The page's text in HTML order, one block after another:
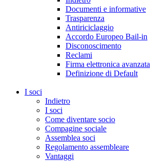
Documenti e informative
Trasparenza
Antiriciclaggio
Accordo Europeo Bail-in
Disconoscimento
Reclami
Firma elettronica avanzata
Definizione di Default
I soci
Indietro
I soci
Come diventare socio
Compagine sociale
Assemblea soci
Regolamento assembleare
Vantaggi